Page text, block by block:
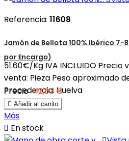
Referencia: 11608
Jamón de Bellota 100% Ibérico 7-
por Encargo)
51.60€/Kg IVA INCLUIDO Precio
venta: Pieza Peso aproximado
Procedencia: Huelva
Precio412,80 €
 Añadir al carrito
Más
 En stock